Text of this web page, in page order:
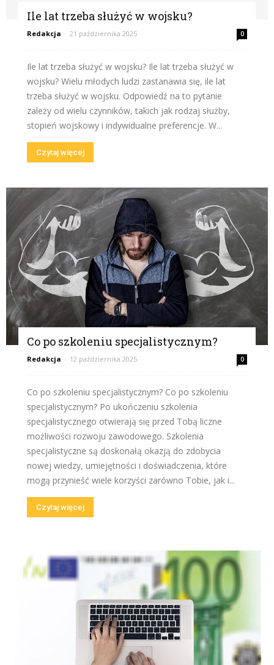
Ile lat trzeba służyć w wojsku?
Redakcja - 21 października 2025 0
Ile lat trzeba służyć w wojsku? Ile lat trzeba służyć w
wojsku? Wielu młodych ludzi zastanawia się, ile lat
trzeba służyć w wojsku. Odpowiedź na to pytanie
zależy od wielu czynników, takich jak rodzaj służby,
stopień wojskowy i indywidualne preferencje. W...
Czytaj więcej
Co po szkoleniu specjalistycznym?
Redakcja - 12 października 2025 0
Co po szkoleniu specjalistycznym? Co po szkoleniu
specjalistycznym? Po ukończeniu szkolenia
specjalistycznego otwierają się przed Tobą liczne
możliwości rozwoju zawodowego. Szkolenia
specjalistyczne są doskonałą okazją do zdobycia
nowej wiedzy, umiejętności i doświadczenia, które
mogą przynieść wiele korzyści zarówno Tobie, jak i...
Czytaj więcej